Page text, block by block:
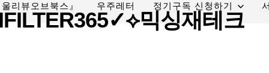
리뷰오브북스』 우주레터 정기구독 신청하기
믹싱재테크